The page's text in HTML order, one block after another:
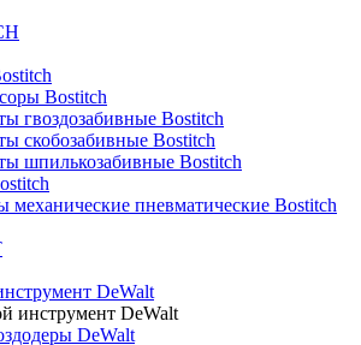
Bostitch
гвоздозабивные Bostitch
скобозабивные Bostitch
шпилькозабивные Bostitch
механические пневматические Bostitch
DeWalt
инструмент DeWalt
DeWalt